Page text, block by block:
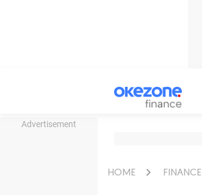
Advertisement
HOME FINANCE